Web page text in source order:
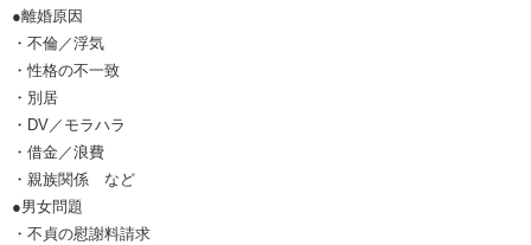
●離婚原因
・不倫／浮気
・性格の不一致
・別居
・DV／モラハラ
・借金／浪費
・親族関係 など
●男女問題
・不貞の慰謝料請求